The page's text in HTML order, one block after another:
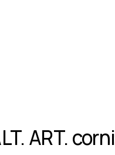
ART.